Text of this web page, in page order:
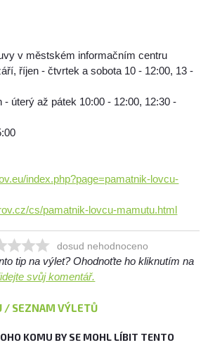
v městském informačním centru
říjen - čtvrtek a sobota 10 - 12:00, 13 -
- úterý až pátek 10:00 - 12:00, 12:30 -
index.php?page=pamatnik-lovcu-
cs/pamatnik-lovcu-mamutu.html
dosud nehodnoceno
tip na výlet? Ohodnoťte ho kliknutím na
svůj komentář.
/ SEZNAM VÝLETŮ
KOMU BY SE MOHL LÍBIT TENTO